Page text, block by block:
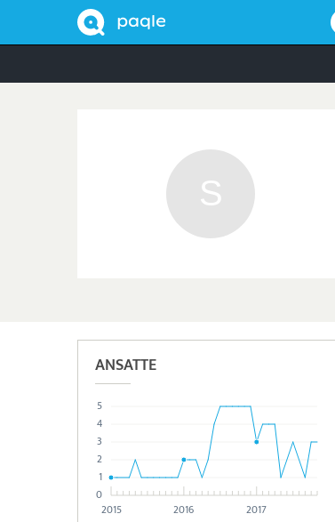
ANSATTE
2015 2016 2017
0
1
2
3
4
5